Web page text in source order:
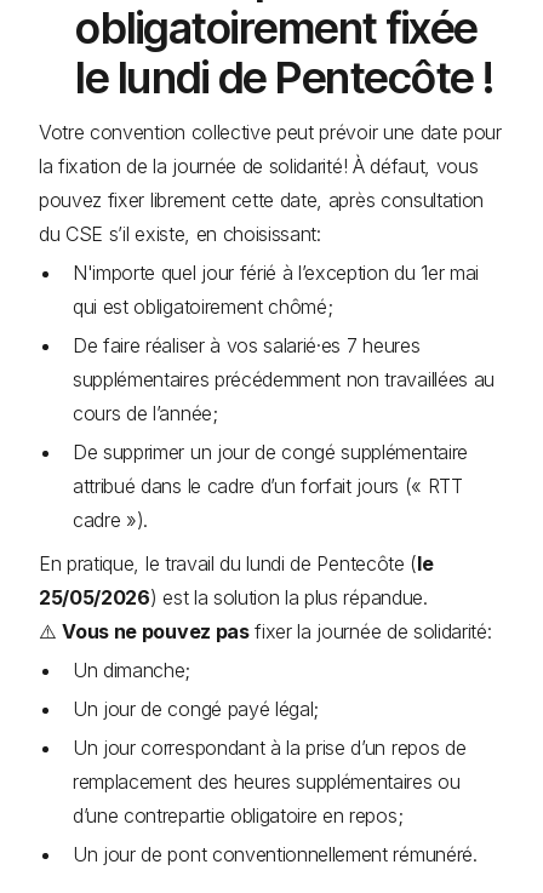
obligatoirement fixée
le lundi de Pentecôte !
Votre convention collective peut prévoir une date pour
la fixation de la journée de solidarité! À défaut, vous
pouvez fixer librement cette date, après consultation
du CSE s’il existe, en choisissant:
N'importe quel jour férié à l’exception du 1er mai
qui est obligatoirement chômé;
De faire réaliser à vos salarié·es 7 heures
supplémentaires précédemment non travaillées au
cours de l’année;
De supprimer un jour de congé supplémentaire
attribué dans le cadre d’un forfait jours (« RTT
cadre »).
En pratique, le travail du lundi de Pentecôte (le
25/05/2026) est la solution la plus répandue.
⚠️Vous ne pouvez pasfixer la journée de solidarité:
Un dimanche;
Un jour de congé payé légal;
Un jour correspondant à la prise d’un repos de
remplacement des heures supplémentaires ou
d’une contrepartie obligatoire en repos;
Un jour de pont conventionnellement rémunéré.